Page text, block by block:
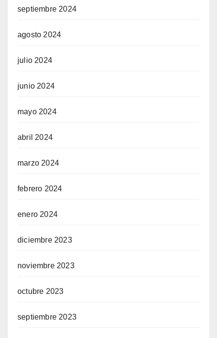
septiembre 2024
agosto 2024
julio 2024
junio 2024
mayo 2024
abril 2024
marzo 2024
febrero 2024
enero 2024
diciembre 2023
noviembre 2023
octubre 2023
septiembre 2023